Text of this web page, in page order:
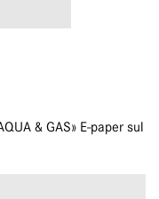
& GAS» E-paper sul